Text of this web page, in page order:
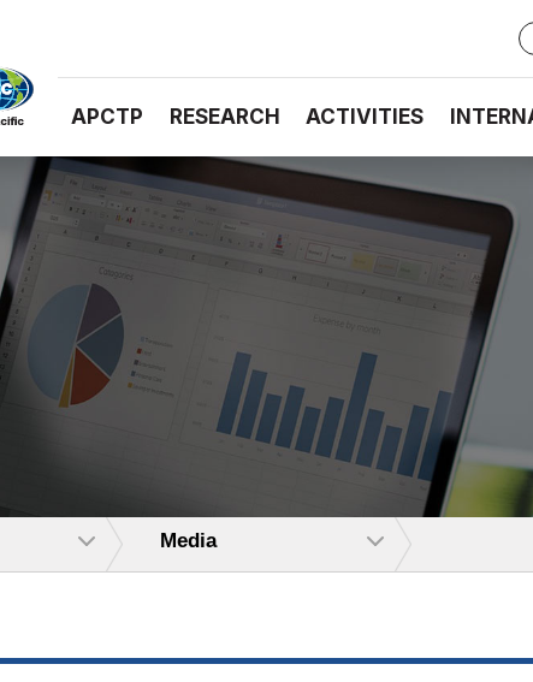
APCTP RESEARCH ACTIVITIES
Media